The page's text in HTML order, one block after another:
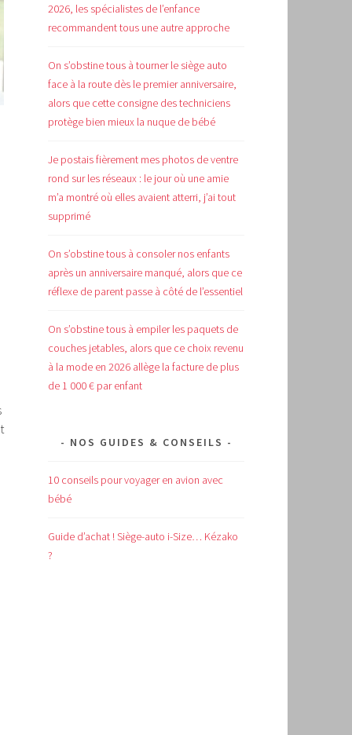
2026, les spécialistes de l’enfance
recommandent tous une autre approche
On s’obstine tous à tourner le siège auto
face à la route dès le premier anniversaire,
alors que cette consigne des techniciens
protège bien mieux la nuque de bébé
Je postais fièrement mes photos de ventre
rond sur les réseaux : le jour où une amie
m’a montré où elles avaient atterri, j’ai tout
supprimé
On s’obstine tous à consoler nos enfants
après un anniversaire manqué, alors que ce
réflexe de parent passe à côté de l’essentiel
On s’obstine tous à empiler les paquets de
couches jetables, alors que ce choix revenu
à la mode en 2026 allège la facture de plus
de 1 000 € par enfant
NOS GUIDES & CONSEILS
10 conseils pour voyager en avion avec
bébé
Guide d’achat ! Siège-auto i-Size… Kézako
?